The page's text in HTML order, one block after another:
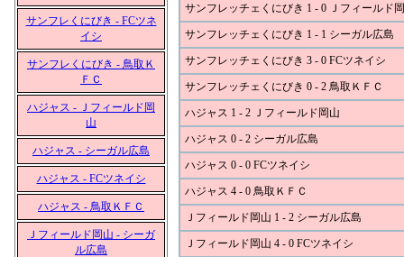
サンフレくにびき - FCツネ
イシ
サンフレくにびき - 鳥取Ｋ
ＦＣ
ハジャス - Ｊフィールド岡
山
ハジャス - シーガル広島
ハジャス - FCツネイシ
ハジャス - 鳥取ＫＦＣ
Ｊフィールド岡山 - シーガ
ル広島
サンフレッチェくにびき 1 - 0 Ｊフィールド
サンフレッチェくにびき 1 - 1 シーガル広島
サンフレッチェくにびき 3 - 0 FCツネイシ
サンフレッチェくにびき 0 - 2 鳥取ＫＦＣ
ハジャス 1 - 2 Ｊフィールド岡山
ハジャス 0 - 2 シーガル広島
ハジャス 0 - 0 FCツネイシ
ハジャス 4 - 0 鳥取ＫＦＣ
Ｊフィールド岡山 1 - 2 シーガル広島
Ｊフィールド岡山 4 - 0 FCツネイシ